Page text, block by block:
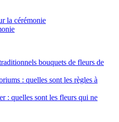
la cérémonie
bouquets de fleurs de
: quelles sont les règles à
: quelles sont les fleurs qui ne